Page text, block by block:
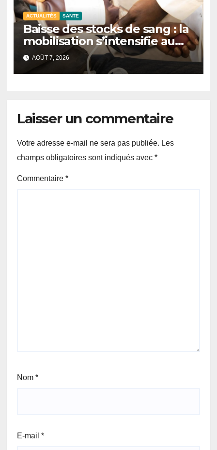
ACTUALITÉS SANTE
Baisse des stocks de sang : la
mobilisation s’intensifie au
CNTS de Dakar.
AOÛT 7, 2026
Laisser un commentaire
Votre adresse e-mail ne sera pas publiée. Les
champs obligatoires sont indiqués avec *
Commentaire *
Nom *
E-mail *